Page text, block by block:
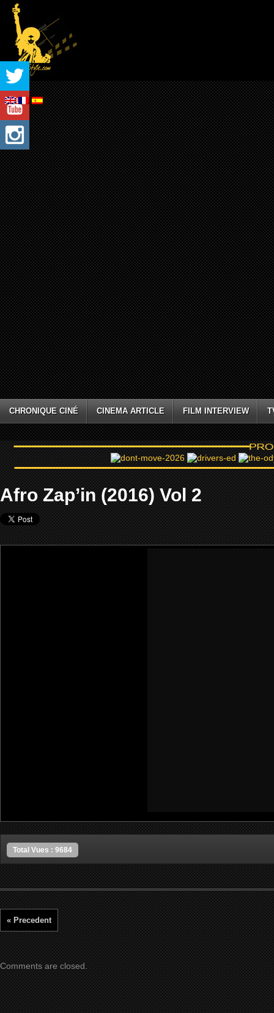
CHRONIQUE CINÉ CINEMA ARTICLE FILM INTERVIEW
Afro Zap’in (2016) Vol 2
Total Vues : 9684
« Precedent
Comments are closed.